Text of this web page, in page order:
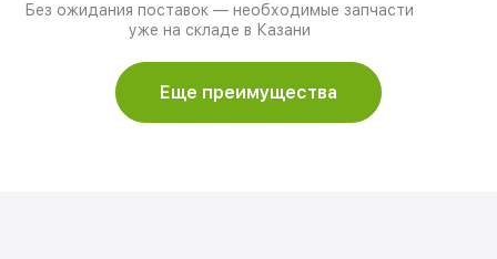
Без ожидания поставок — необходимые запчасти
уже на складе в Казани
Еще преимущества